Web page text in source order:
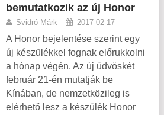
bemutatkozik az új Honor
Svidró Márk 2017-02-17
A Honor bejelentése szerint egy
új készülékkel fognak előrukkolni
a hónap végén. Az új üdvöskét
február 21-én mutatják be
Kínában, de nemzetközileg is
elérhető lesz a készülék Honor